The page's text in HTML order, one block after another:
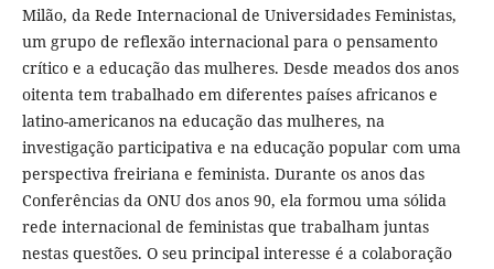
Milão, da Rede Internacional de Universidades Feministas,
um grupo de reflexão internacional para o pensamento
crítico e a educação das mulheres. Desde meados dos anos
oitenta tem trabalhado em diferentes países africanos e
latino-americanos na educação das mulheres, na
investigação participativa e na educação popular com uma
perspectiva freiriana e feminista. Durante os anos das
Conferências da ONU dos anos 90, ela formou uma sólida
rede internacional de feministas que trabalham juntas
nestas questões. O seu principal interesse é a colaboração